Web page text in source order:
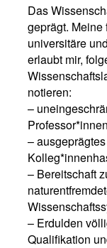
Das
geprägt.
universitäre
erlaubt mir,
notieren:
–
Professor*innen
–
– Bereitschaft
– Erdulden
Qualifikation